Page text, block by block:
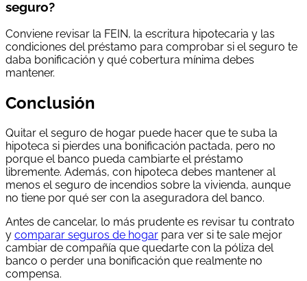
seguro?
Conviene revisar la FEIN, la escritura hipotecaria y las
condiciones del préstamo para comprobar si el seguro te
daba bonificación y qué cobertura mínima debes
mantener.
Conclusión
Quitar el seguro de hogar puede hacer que te suba la
hipoteca si pierdes una bonificación pactada, pero no
porque el banco pueda cambiarte el préstamo
libremente. Además, con hipoteca debes mantener al
menos el seguro de incendios sobre la vivienda, aunque
no tiene por qué ser con la aseguradora del banco.
Antes de cancelar, lo más prudente es revisar tu contrato
y comparar seguros de hogar para ver si te sale mejor
cambiar de compañía que quedarte con la póliza del
banco o perder una bonificación que realmente no
compensa.